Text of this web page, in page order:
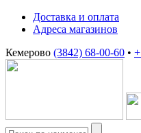
Доставка и оплата
Адреса магазинов
Кемерово (3842) 68-00-60 •